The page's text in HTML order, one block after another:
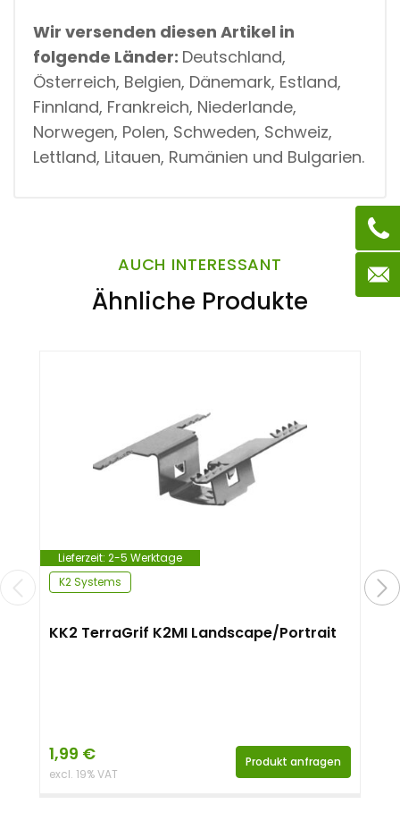
Wir versenden diesen Artikel in
folgende Länder: Deutschland,
Österreich, Belgien, Dänemark, Estland,
Finnland, Frankreich, Niederlande,
Norwegen, Polen, Schweden, Schweiz,
Lettland, Litauen, Rumänien und Bulgarien.
AUCH INTERESSANT
Ähnliche Produkte
Lieferzeit: 2-5 Werktage
K2 Systems
KK2 TerraGrif K2MI Landscape/Portrait
1,99 €
excl. 19% VAT
Produkt anfragen